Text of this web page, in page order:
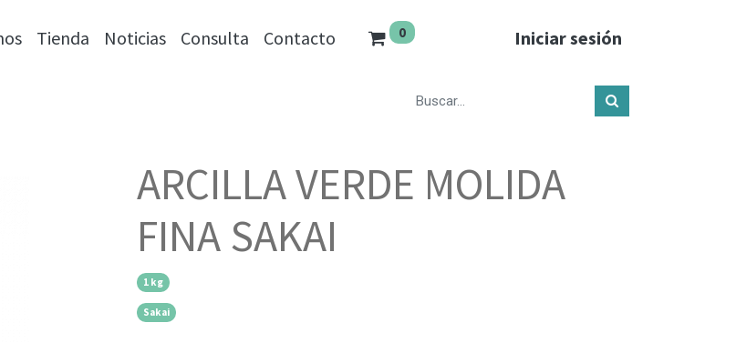
Tienda Noticias Consulta Contacto 0 Iniciar sesión
ARCILLA VERDE MOLIDA
FINA SAKAI
1 kg
Sakai
¡Ven a conocernos!